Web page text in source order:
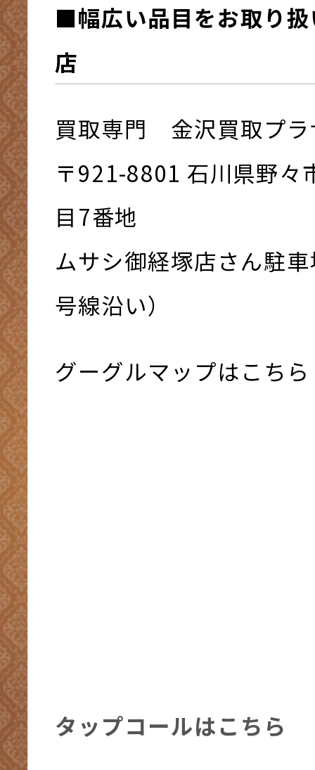
■幅広い品目をお取り
店
買取専門 金沢買取プラ
〒921-8801 ⽯川県野々
⽬7番地
ムサシ御経塚店さん駐
号線沿い）
グーグルマップはこちら
タップコールはこちら